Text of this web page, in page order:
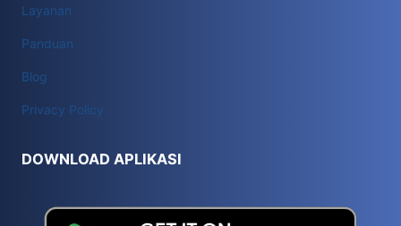
Layanan
Panduan
Blog
Privacy Policy
DOWNLOAD APLIKASI